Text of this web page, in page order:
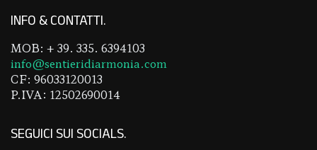
INFO & CONTATTI
MOB: + 39. 335. 6394103
info@sentieridiarmonia.com
CF: 96033120013
P.IVA: 12502690014
SEGUICI SUI SOCIALS